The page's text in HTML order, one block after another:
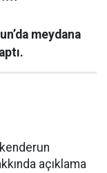
meydana
açıklama